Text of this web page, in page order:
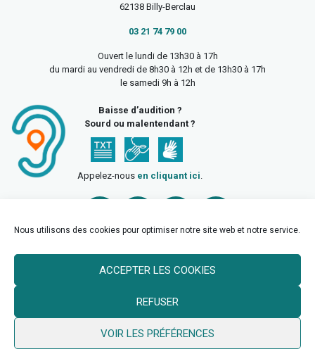
Nous utilisons des cookies pour optimiser notre site web et notre service.
ACCEPTER LES COOKIES
REFUSER
VOIR LES PRÉFÉRENCES
62138 Billy-Berclau
03 21 74 79 00
Ouvert le lundi de 13h30 à 17h
du mardi au vendredi de 8h30 à 12h et de 13h30 à 17h
le samedi 9h à 12h
Baisse d’audition ?
Sourd ou malentendant ?
Appelez-nous en cliquant ici.
© 2026 Ville de Billy Berclau —neoweb.fr